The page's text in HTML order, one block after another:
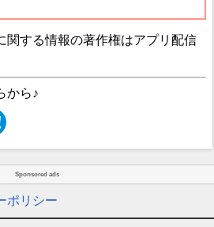
関する情報の著作権はアプリ配信
から♪
Sponsored ads
ポリシー